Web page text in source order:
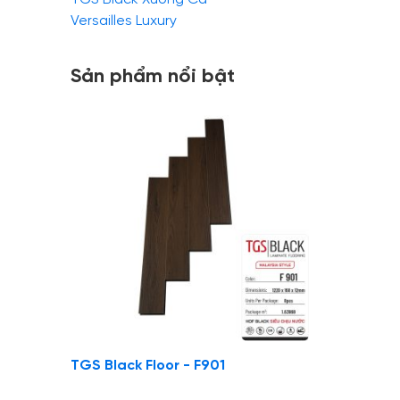
Versailles Luxury
Sản phẩm nổi bật
TGS Black Floor - F901